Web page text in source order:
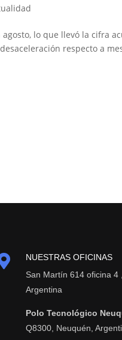
lo que llevó la cifra
respecto a
NUESTRAS OFICINAS
San Martín 614 oficina 4
Argentina
Polo Tecnológico
Q8300, Neuquén,